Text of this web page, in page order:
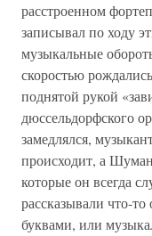
расстроенном
записывал по ходу
музыкальные
скоростью
поднятой рукой
дюссельдорфского
замедлялся,
происходит, а
которые он всегда
рассказывали что-
буквами, или